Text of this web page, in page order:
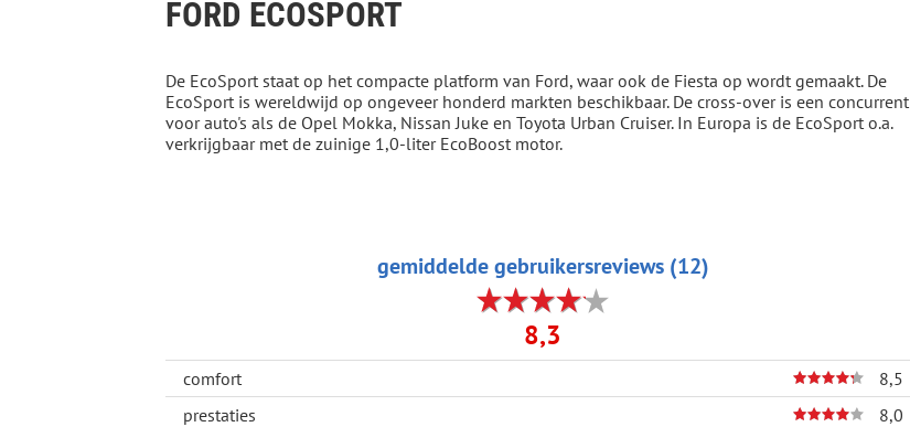
FORD ECOSPORT
De EcoSport staat op het compacte platform van Ford, waar ook de Fiesta op wordt gemaakt. De
EcoSport is wereldwijd op ongeveer honderd markten beschikbaar. De cross-over is een concurrent
voor auto's als de Opel Mokka, Nissan Juke en Toyota Urban Cruiser. In Europa is de EcoSport o.a.
verkrijgbaar met de zuinige 1,0-liter EcoBoost motor.
gemiddelde gebruikersreviews (12)
8,3
comfort
8,5
prestaties
8,0